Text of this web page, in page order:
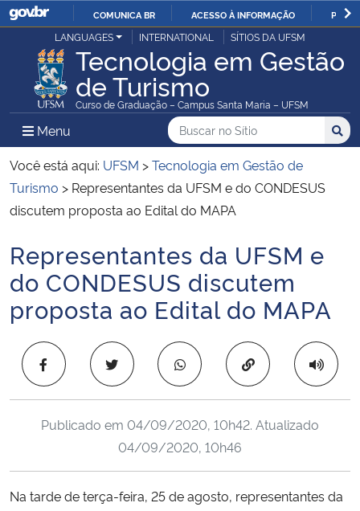
IR
PARA
O
CONTEÚDO
COMUNICA BR ACESSO À INFORMAÇÃO
Ministério da Justiça e Segurança Pública
Ministério da Defesa
Ministério das Relações Exteriores
Ministério da Economia
Ministério da Infraestrutura
Ministério da Agricultura, Pecuária e Abastecimento
Ministério da Cidadania
Ministério da Ciência, Tecnologia, Inovações e Comunicações
LANGUAGES INTERNATIONAL SÍTIOS DA UFSM
Tecnologia em Gestão
de Turismo
Curso de Graduação – Campus Santa Maria – UFSM
Menu Menu Principal do Sítio
Busca
Buscar no no Sítio
Busca:
Você está aqui: UFSM >Tecnologia em Gestão de
Turismo > Representantes da UFSM e do CONDESUS
discutem proposta ao Edital do MAPA
Início do conteúdo
Representantes da UFSM e
do CONDESUS discutem
proposta ao Edital do MAPA
Copiar para área
Publicado em 04/09/2020, 10h42. Atualizado
04/09/2020, 10h46
Na tarde de terça-feira, 25 de agosto, representantes da